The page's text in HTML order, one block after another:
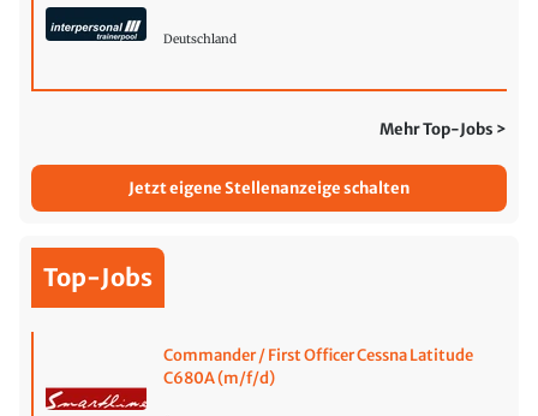
Deutschland
Mehr Top-Jobs >
Jetzt eigene Stellenanzeige schalten
Top-Jobs
Commander / First Officer Cessna Latitude
C680A (m/f/d)